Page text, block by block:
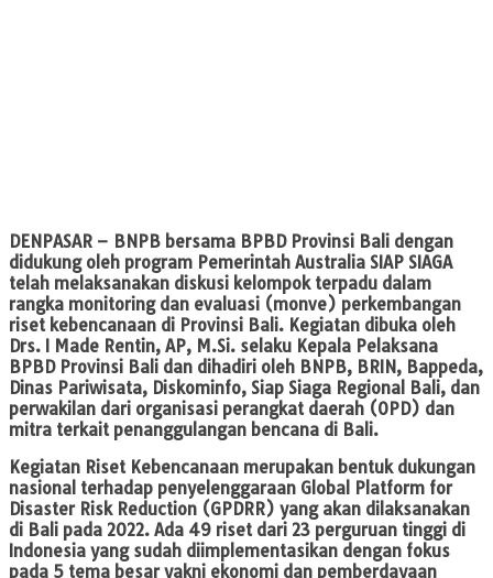
DENPASAR – BNPB bersama BPBD Provinsi Bali dengan
didukung oleh program Pemerintah Australia SIAP SIAGA
telah melaksanakan diskusi kelompok terpadu dalam
rangka monitoring dan evaluasi (monve) perkembangan
riset kebencanaan di Provinsi Bali. Kegiatan dibuka oleh
Drs. I Made Rentin, AP, M.Si. selaku Kepala Pelaksana
BPBD Provinsi Bali dan dihadiri oleh BNPB, BRIN, Bappeda,
Dinas Pariwisata, Diskominfo, Siap Siaga Regional Bali, dan
perwakilan dari organisasi perangkat daerah (OPD) dan
mitra terkait penanggulangan bencana di Bali.
Kegiatan Riset Kebencanaan merupakan bentuk dukungan
nasional terhadap penyelenggaraan Global Platform for
Disaster Risk Reduction (GPDRR) yang akan dilaksanakan
di Bali pada 2022. Ada 49 riset dari 23 perguruan tinggi di
Indonesia yang sudah diimplementasikan dengan fokus
pada 5 tema besar yakni ekonomi dan pemberdayaan